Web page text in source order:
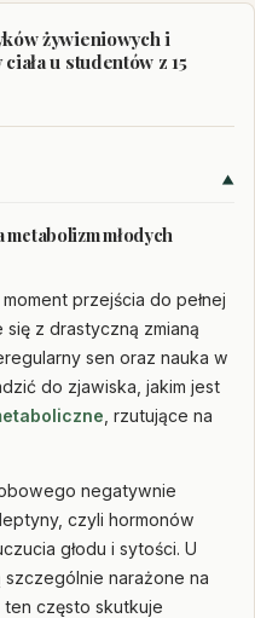
żywieniowych i
u studentów z 15
młodych
przejścia do pełnej
z drastyczną zmianą
sen oraz nauka w
do zjawiska, jakim jest
, rzutujące na
negatywnie
czyli hormonów
głodu i sytości. U
narażone na
ten często skutkuje